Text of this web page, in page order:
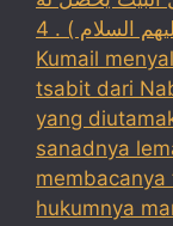
القطع بأنه صادرٌ عنهم ( عليهم السلام ) . 4. Doa
Kumail
tsabit dari
yang
sanadnya
membacanya
hukumnya